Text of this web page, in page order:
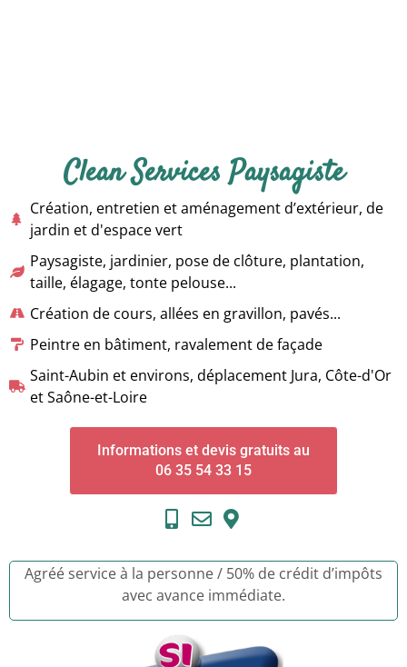
Clean Services Paysagiste
Création, entretien et aménagement d’extérieur, de
jardin et d'espace vert
Paysagiste, jardinier, pose de clôture, plantation,
taille, élagage, tonte pelouse...
Création de cours, allées en gravillon, pavés...
Peintre en bâtiment, ravalement de façade
Saint-Aubin et environs, déplacement Jura, Côte-d'Or
et Saône-et-Loire
Informations et devis gratuits au
06 35 54 33 15
Agréé service à la personne / 50% de crédit d’impôts
avec avance immédiate.